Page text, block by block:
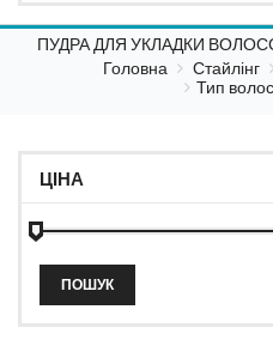
ПУДРА ДЛЯ УКЛАДКИ
Головна
Стайлінг
Тип
ЦІНА
ПОШУК